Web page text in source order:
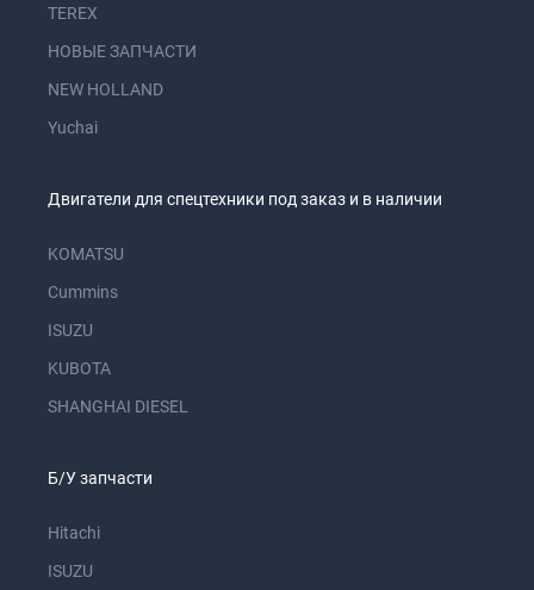
TEREX
НОВЫЕ ЗАПЧАСТИ
NEW HOLLAND
Yuchai
Двигатели для спецтехники под заказ и в наличии
KOMATSU
Cummins
ISUZU
KUBOTA
SHANGHAI DIESEL
Б/У запчасти
Hitachi
ISUZU